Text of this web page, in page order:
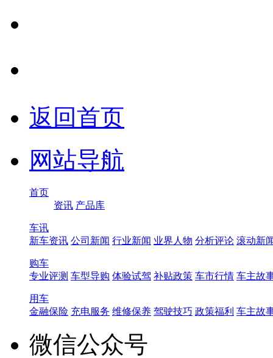
返回首页
网站导航
首页
资讯 产品库
车讯
新车资讯 公司新闻 行业新闻 业界人物 分析评论 滚动新
购车
专业评测 车型导购 体验试驾 补贴政策 车市行情 车主故
用车
金融保险 充电服务 维修保养 驾驶技巧 政策福利 车主故
微信公众号